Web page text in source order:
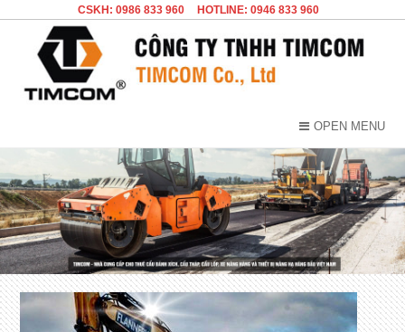
CSKH: 0986 833 960 HOTLINE: 0946 833 960
OPEN MENU